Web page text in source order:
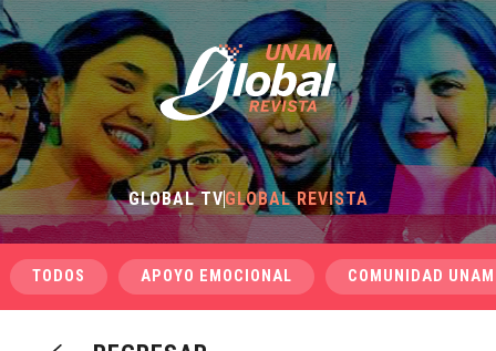
GLOBAL TVGLOBAL REVISTA
TODOS APOYO EMOCIONAL COMUNIDAD UNAM